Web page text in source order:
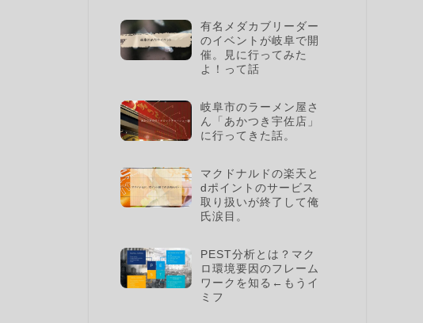
有名メダカブリーダー
のイベントが岐阜で開
催。見に行ってみた
よ！って話
岐阜市のラーメン屋さ
ん「あかつき宇佐店」
に行ってきた話。
マクドナルドの楽天と
dポイントのサービス
取り扱いが終了して俺
氏涙目。
PEST分析とは？マク
ロ環境要因のフレーム
ワークを知る←もうイ
ミフ